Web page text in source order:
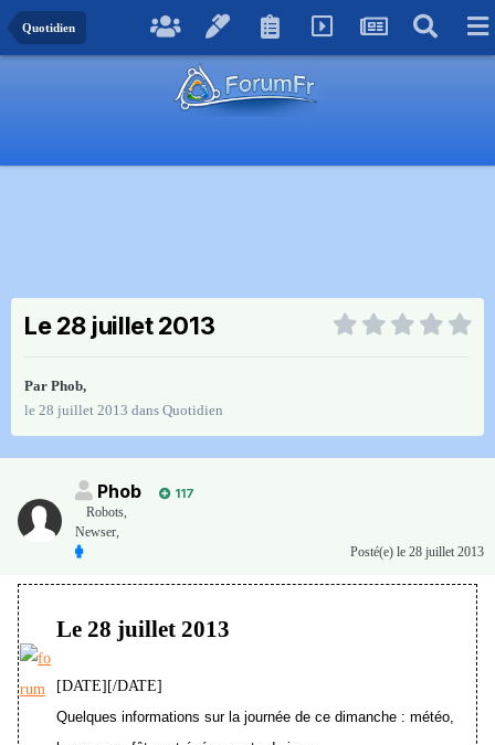
Quotidien
Le 28 juillet 2013
Par Phob,
le 28 juillet 2013 dans Quotidien
Phob
117
Robots,
Newser,
Posté(e) le 28 juillet 2013
Le 28 juillet 2013
[DATE][/DATE]
Quelques informations sur la journée de ce dimanche : météo,